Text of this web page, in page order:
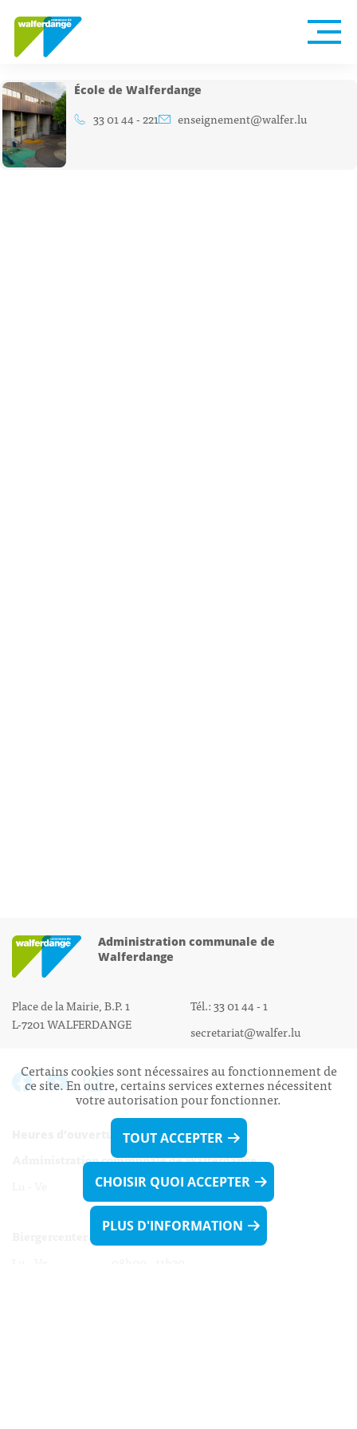
École de Walferdange
33 01 44 - 221 enseignement@walfer.lu
Administration communale de
Walferdange
Place de la Mairie, B.P. 1
L-7201 WALFERDANGE
Tél.: 33 01 44 - 1
secretariat@walfer.lu
Heures d’ouverture:
Administration communale de Walferdange
Lu - Ve 08h00 - 11h30
13h30 - 16h00
Certains cookies sont nécessaires au fonctionnement de
ce site. En outre, certains services externes nécessitent
votre autorisation pour fonctionner.
TOUT ACCEPTER
CHOISIR QUOI ACCEPTER
PLUS D'INFORMATION